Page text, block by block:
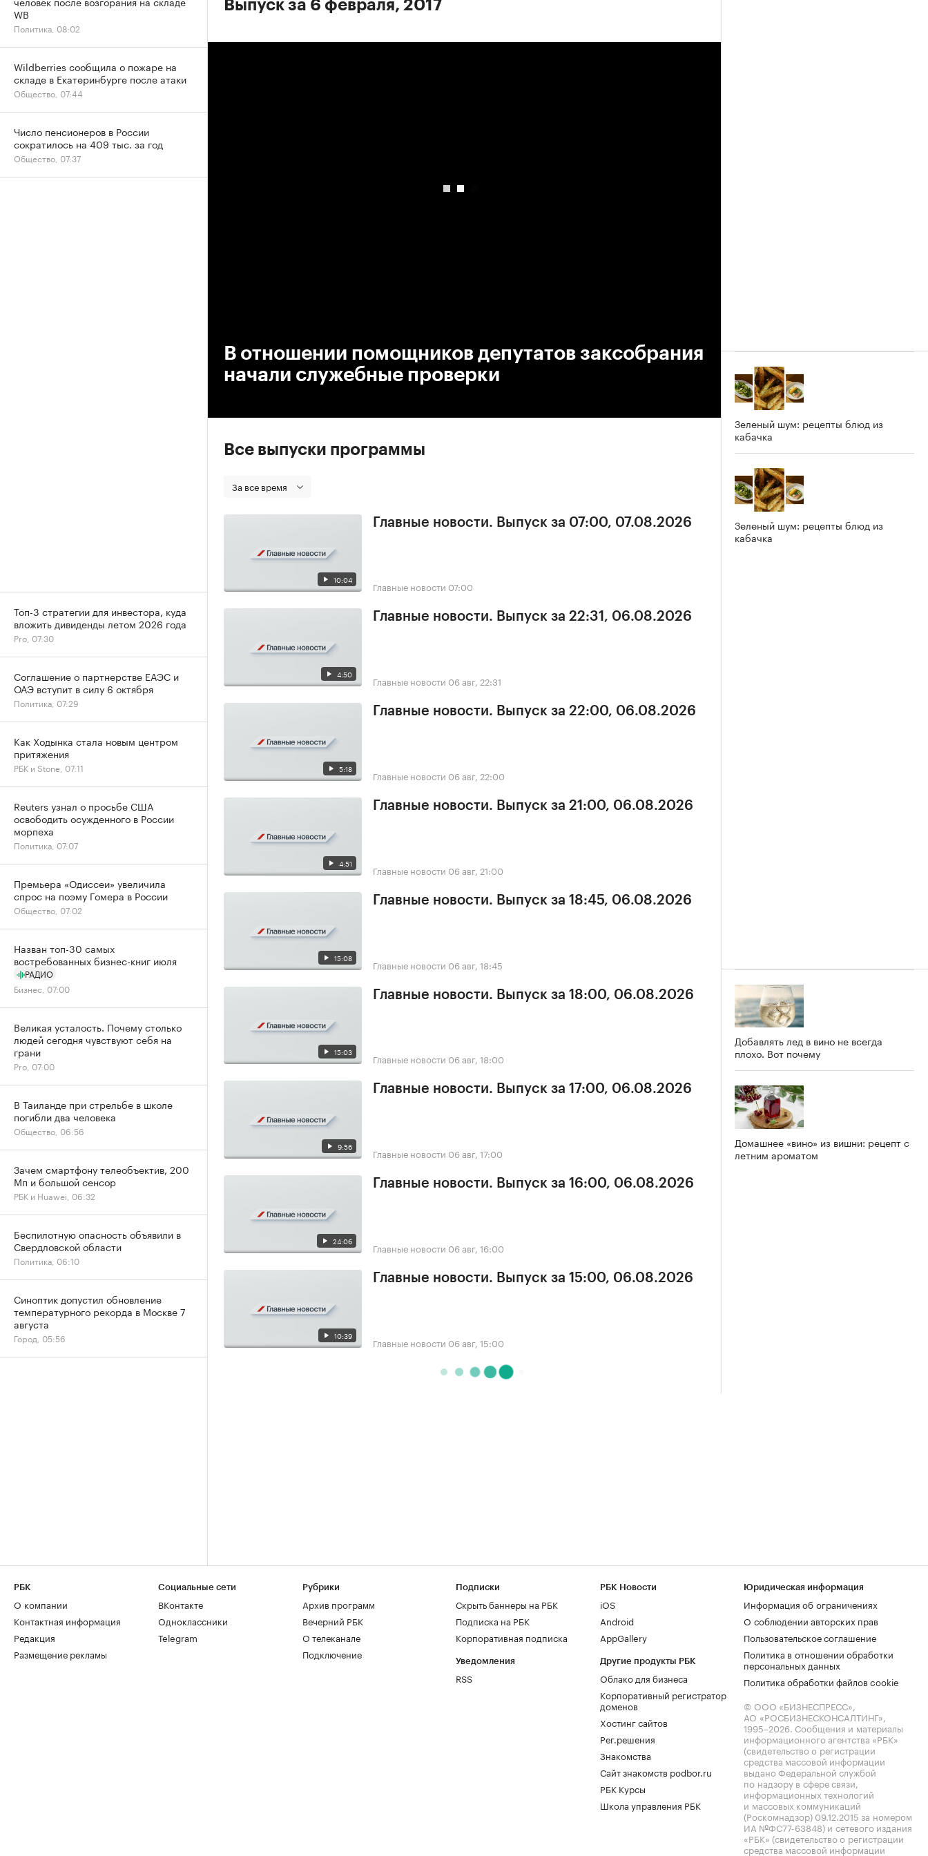
Выпуск за 6 февраля, 2017
В отношении помощников депутатов заксобрания
начали служебные проверки
Все выпуски программы
За все время
10:04
Главные новости. Выпуск за 07:00, 07.08.2026
Главные новости 07:00
4:50
Главные новости. Выпуск за 22:31, 06.08.2026
Главные новости 06 авг, 22:31
5:18
Главные новости. Выпуск за 22:00, 06.08.2026
Главные новости 06 авг, 22:00
4:51
Главные новости. Выпуск за 21:00, 06.08.2026
Главные новости 06 авг, 21:00
15:08
Главные новости. Выпуск за 18:45, 06.08.2026
Главные новости 06 авг, 18:45
15:03
Главные новости. Выпуск за 18:00, 06.08.2026
Главные новости 06 авг, 18:00
9:56
Главные новости. Выпуск за 17:00, 06.08.2026
Главные новости 06 авг, 17:00
24:06
Главные новости. Выпуск за 16:00, 06.08.2026
Главные новости 06 авг, 16:00
10:39
Главные новости. Выпуск за 15:00, 06.08.2026
Главные новости 06 авг, 15:00
Зеленый шум: рецепты блюд из
кабачка
Зеленый шум: рецепты блюд из
кабачка
Добавлять лед в вино не всегда
плохо. Вот почему
Домашнее «вино» из вишни: рецепт с
летним ароматом
WB
Политика, 08:02
Wildberries сообщила о пожаре на
складе в Екатеринбурге после атаки
Общество, 07:44
Число пенсионеров в России
сократилось на 409 тыс. за год
Общество, 07:37
Топ-3 стратегии для инвестора, куда
вложить дивиденды летом 2026 года
Pro, 07:30
Соглашение о партнерстве ЕАЭС и
ОАЭ вступит в силу 6 октября
Политика, 07:29
Как Ходынка стала новым центром
притяжения
РБК и Stone, 07:11
Reuters узнал о просьбе США
освободить осужденного в России
морпеха
Политика, 07:07
Премьера «Одиссеи» увеличила
спрос на поэму Гомера в России
Общество, 07:02
Назван топ-30 самых
востребованных бизнес-книг июля
РАДИО
Бизнес, 07:00
Великая усталость. Почему столько
людей сегодня чувствуют себя на
грани
Pro, 07:00
В Таиланде при стрельбе в школе
погибли два человека
Общество, 06:56
Зачем смартфону телеобъектив, 200
Мп и большой сенсор
РБК и Huawei, 06:32
Беспилотную опасность объявили в
Свердловской области
Политика, 06:10
Синоптик допустил обновление
температурного рекорда в Москве 7
августа
Город, 05:56
РБК
О компании
Контактная информация
Редакция
Размещение рекламы
Социальные сети
ВКонтакте
Одноклассники
Telegram
Рубрики
Архив программ
Вечерний РБК
О телеканале
Подключение
Подписки
Скрыть баннеры на РБК
Подписка на РБК
Корпоративная подписка
Уведомления
RSS
РБК Новости
iOS
Android
AppGallery
Другие продукты РБК
Облако для бизнеса
Корпоративный регистратор
доменов
Хостинг сайтов
Рег.решения
Знакомства
Сайт знакомств podbor.ru
РБК Курсы
Школа управления РБК
Юридическая информация
Информация об ограничениях
О соблюдении авторских прав
Пользовательское соглашение
Политика в отношении обработки
персональных данных
Политика обработки файлов cookie
© ООО «БИЗНЕСПРЕСС»,
АО «РОСБИЗНЕСКОНСАЛТИНГ»,
1995–2026. Сообщения и материалы
информационного агентства «РБК»
(свидетельство о регистрации
средства массовой информации
выдано Федеральной службой
по надзору в сфере связи,
информационных технологий
и массовых коммуникаций
(Роскомнадзор) 09.12.2015 за номером
ИА №ФС77-63848) и сетевого издания
«РБК» (свидетельство о регистрации
средства массовой информации